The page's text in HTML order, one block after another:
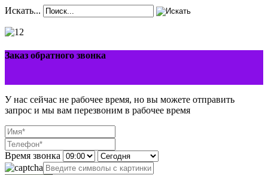
Искать...
Заказ обратного звонка
У нас сейчас не рабочее время, но вы можете отправить
запрос и мы вам перезвоним в рабочее время
Время звонка